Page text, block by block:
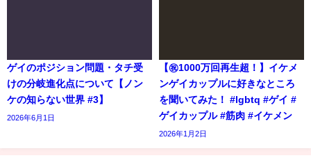
ゲイのポジション問題・タチ受
けの分岐進化点について【ノン
ケの知らない世界 #3】
2026年6月1日
【㊗️1000万回再生超！】イケメ
ンゲイカップルに好きなところ
を聞いてみた！ #lgbtq #ゲイ #
ゲイカップル #筋肉 #イケメン
2026年1月2日